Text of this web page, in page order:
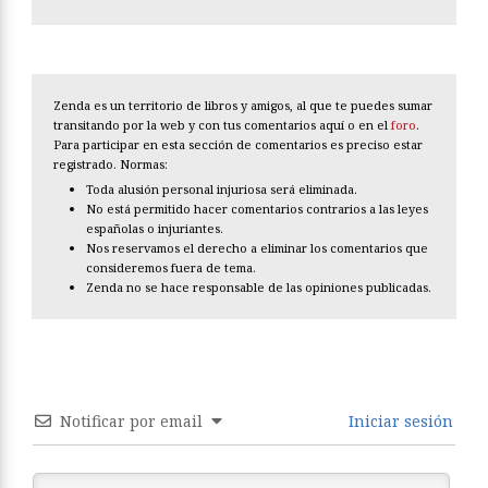
Zenda es un territorio de libros y amigos, al que te puedes sumar
transitando por la web y con tus comentarios aquí o en el foro.
Para participar en esta sección de comentarios es preciso estar
registrado. Normas:
Toda alusión personal injuriosa será eliminada.
No está permitido hacer comentarios contrarios a las leyes
españolas o injuriantes.
Nos reservamos el derecho a eliminar los comentarios que
consideremos fuera de tema.
Zenda no se hace responsable de las opiniones publicadas.
Notificar por email Iniciar sesión